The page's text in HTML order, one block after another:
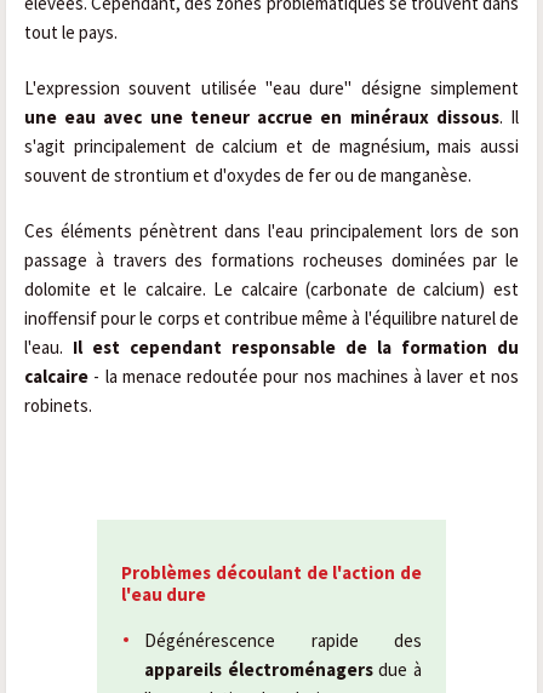
tout le pays.
L'expression souvent utilisée "eau dure" désigne simplement
une eau avec une teneur accrue en minéraux dissous. Il
s'agit principalement de calcium et de magnésium, mais aussi
souvent de strontium et d'oxydes de fer ou de manganèse.
Ces éléments pénètrent dans l'eau principalement lors de son
passage à travers des formations rocheuses dominées par le
dolomite et le calcaire. Le calcaire (carbonate de calcium) est
inoffensif pour le corps et contribue même à l'équilibre naturel de
l'eau. Il est cependant responsable de la formation du
calcaire - la menace redoutée pour nos machines à laver et nos
robinets.
Problèmes découlant de l'action de
l'eau dure
Dégénérescence rapide des
appareils électroménagersdue à